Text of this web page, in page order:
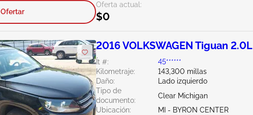
Oferta actual:
$0
Ofertar
2016 VOLKSWAGEN Tiguan 2.0L
Ít #:
45******
Kilometraje:
143,300 millas
Daño:
Lado izquierdo
Tipo de
documento:
Clear Michigan
Ubicación:
MI - BYRON CENTER